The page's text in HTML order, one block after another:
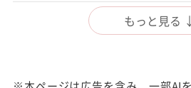
もっと見る